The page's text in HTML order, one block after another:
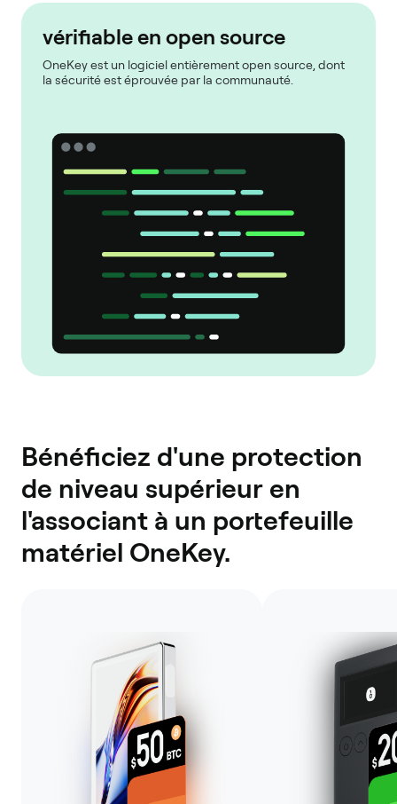
vérifiable en open source
OneKey est un logiciel entièrement open source, dont
la sécurité est éprouvée par la communauté.
Bénéficiez d'une protection
de niveau supérieur en
l'associant à un portefeuille
matériel OneKey.